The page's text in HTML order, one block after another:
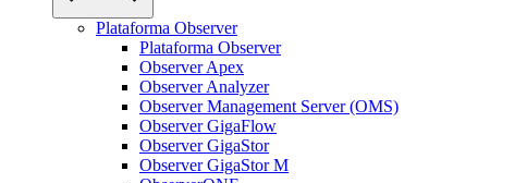
Plataforma Observer
Plataforma Observer
Observer Apex
Observer Analyzer
Observer Management Server (OMS)
Observer GigaFlow
Observer GigaStor
Observer GigaStor M